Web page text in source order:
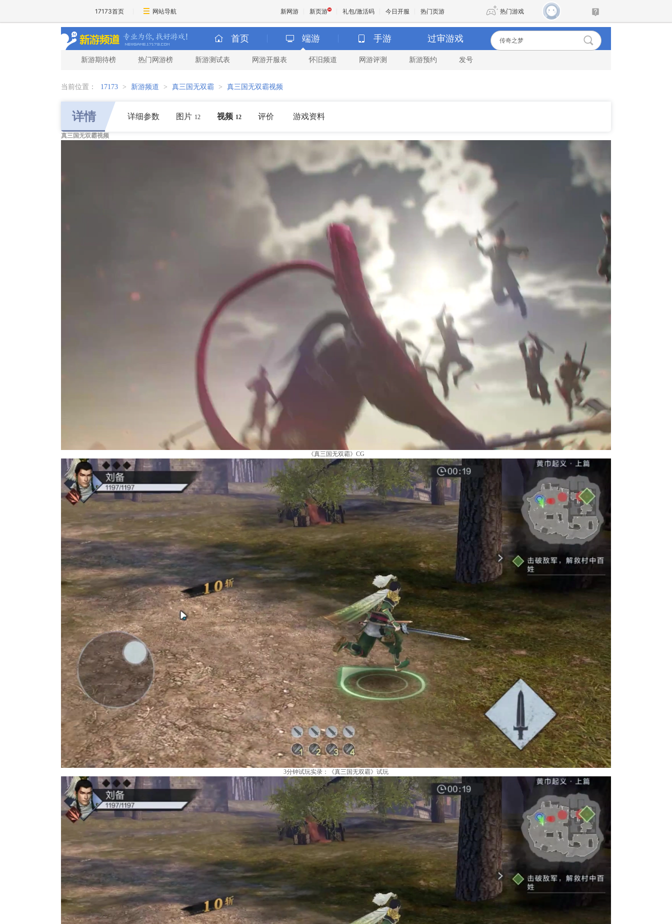
17173首页 网站导航 新网游 新页游 礼包/激活码 今日开服 热门页游 热门游戏
魔兽 DNF
首页 端游 手游 过审游戏
新游期待榜 热门网游榜 新游测试表 网游开服表 怀旧频道 网游评测 新游预约 发号
当前位置： 17173 > 新游频道 > 真三国无双霸 > 真三国无双霸视频
详情 详细参数 图片 12 视频 12 评价 游戏资料
真三国无双霸视频
《真三国无双霸》CG
3分钟试玩实录：《真三国无双霸》试玩